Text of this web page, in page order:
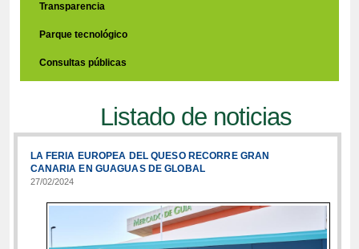
Transparencia
Parque tecnológico
Consultas públicas
Listado de noticias
LA FERIA EUROPEA DEL QUESO RECORRE GRAN
CANARIA EN GUAGUAS DE GLOBAL
27/02/2024